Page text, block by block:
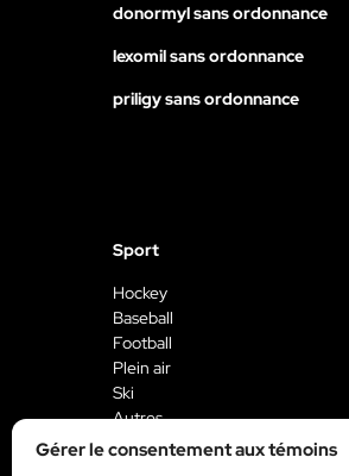
Gérer le consentement aux témoins
donormyl sans ordonnance
lexomil sans ordonnance
priligy sans ordonnance
Sport
Hockey
Baseball
Football
Plein air
Ski
Autres
donormyl sans ordonnance